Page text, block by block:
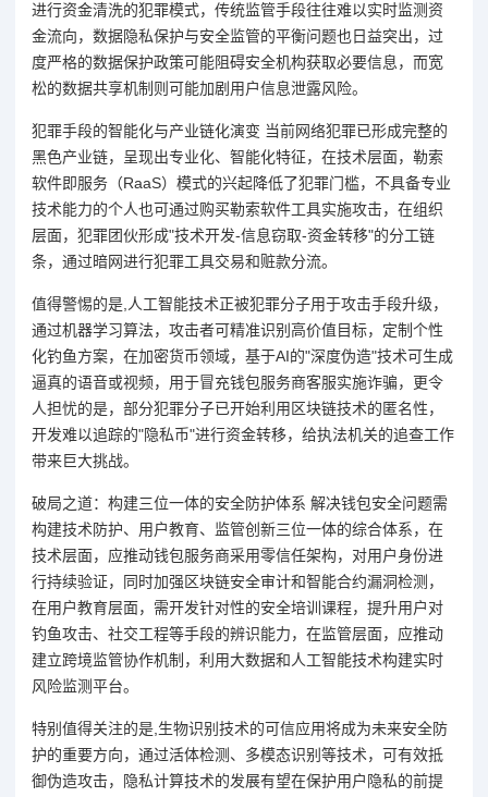
进行资金清洗的犯罪模式，传统监管手段往往难以实时监测资
金流向，数据隐私保护与安全监管的平衡问题也日益突出，过
度严格的数据保护政策可能阻碍安全机构获取必要信息，而宽
松的数据共享机制则可能加剧用户信息泄露风险。
犯罪手段的智能化与产业链化演变 当前网络犯罪已形成完整的
黑色产业链，呈现出专业化、智能化特征，在技术层面，勒索
软件即服务（RaaS）模式的兴起降低了犯罪门槛，不具备专业
技术能力的个人也可通过购买勒索软件工具实施攻击，在组织
层面，犯罪团伙形成"技术开发-信息窃取-资金转移"的分工链
条，通过暗网进行犯罪工具交易和赃款分流。
值得警惕的是,人工智能技术正被犯罪分子用于攻击手段升级，
通过机器学习算法，攻击者可精准识别高价值目标，定制个性
化钓鱼方案，在加密货币领域，基于AI的"深度伪造"技术可生成
逼真的语音或视频，用于冒充钱包服务商客服实施诈骗，更令
人担忧的是，部分犯罪分子已开始利用区块链技术的匿名性，
开发难以追踪的"隐私币"进行资金转移，给执法机关的追查工作
带来巨大挑战。
破局之道：构建三位一体的安全防护体系 解决钱包安全问题需
构建技术防护、用户教育、监管创新三位一体的综合体系，在
技术层面，应推动钱包服务商采用零信任架构，对用户身份进
行持续验证，同时加强区块链安全审计和智能合约漏洞检测，
在用户教育层面，需开发针对性的安全培训课程，提升用户对
钓鱼攻击、社交工程等手段的辨识能力，在监管层面，应推动
建立跨境监管协作机制，利用大数据和人工智能技术构建实时
风险监测平台。
特别值得关注的是,生物识别技术的可信应用将成为未来安全防
护的重要方向，通过活体检测、多模态识别等技术，可有效抵
御伪造攻击，隐私计算技术的发展有望在保护用户隐私的前提